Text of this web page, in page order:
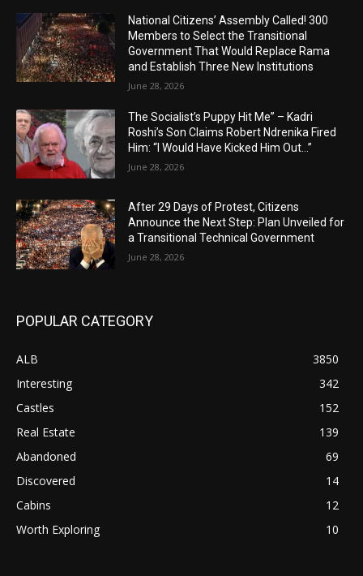
National Citizens’ Assembly Called! 300
Members to Select the Transitional
Government That Would Replace Rama
and Establish Three New Institutions
June 28, 2026
The Socialist’s Puppy Hit Me” – Kadri
Roshi’s Son Claims Robert Ndrenika Fired
Him: “I Would Have Kicked Him Out…”
June 28, 2026
After 29 Days of Protest, Citizens
Announce the Next Step: Plan Unveiled for
a Transitional Technical Government
June 28, 2026
POPULAR CATEGORY
ALB
3850
Interesting
342
Castles
152
Real Estate
139
Abandoned
69
Discovered
14
Cabins
12
Worth Exploring
10